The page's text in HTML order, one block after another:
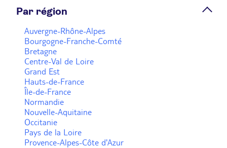
Par région
Auvergne-Rhône-Alpes
Bourgogne-Franche-Comté
Bretagne
Centre-Val de Loire
Grand Est
Hauts-de-France
Île-de-France
Normandie
Nouvelle-Aquitaine
Occitanie
Pays de la Loire
Provence-Alpes-Côte d'Azur